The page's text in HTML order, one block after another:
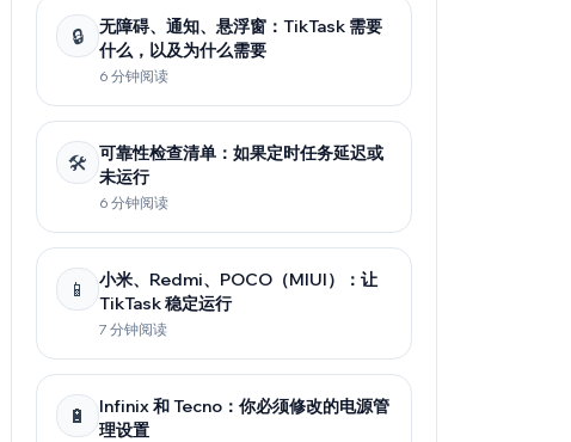
🔒
无障碍、通知、悬浮窗：TikTask 需要
什么，以及为什么需要
6 分钟阅读
🛠️
可靠性检查清单：如果定时任务延迟或
未运行
6 分钟阅读
📱
小米、Redmi、POCO（MIUI）：让
TikTask 稳定运行
7 分钟阅读
🔋
Infinix 和 Tecno：你必须修改的电源管
理设置